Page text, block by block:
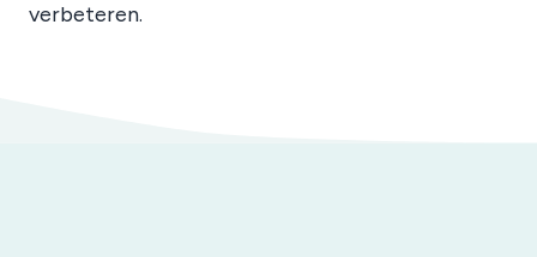
verbeteren.